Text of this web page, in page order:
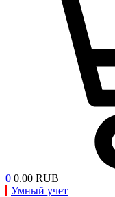
0 0.00 RUB
Умный учет